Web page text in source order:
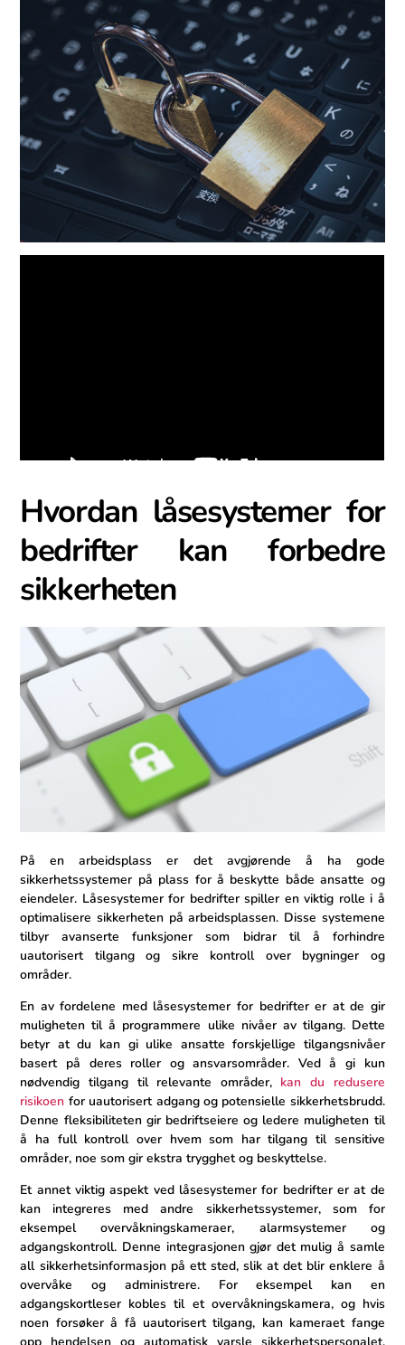
Hvordan låsesystemer for
bedrifter‍ kan forbedre
sikkerheten
På en arbeidsplass er det avgjørende ​å ha gode
sikkerhetssystemer på plass for ​å beskytte både ansatte og
eiendeler.⁤ Låsesystemer for bedrifter spiller en viktig rolle i å
optimalisere sikkerheten på ​arbeidsplassen. Disse systemene
tilbyr avanserte funksjoner som bidrar til å forhindre⁣
uautorisert tilgang og sikre kontroll over bygninger og
områder.
En av fordelene med låsesystemer ⁤for bedrifter er at de gir
muligheten til å programmere ulike nivåer av tilgang. Dette
betyr at du kan gi ulike ansatte forskjellige tilgangsnivåer
basert på ​deres roller‌ og ansvarsområder. Ved å gi kun
nødvendig tilgang til relevante områder, kan du redusere
risikoen for uautorisert adgang og potensielle sikkerhetsbrudd.⁣
Denne fleksibiliteten gir bedriftseiere og ledere muligheten til
å ha full kontroll over hvem som har tilgang‌ til sensitive
områder, noe som gir ‍ekstra‍ trygghet og beskyttelse.
Et annet viktig aspekt ved låsesystemer for​ bedrifter er at de
kan integreres med andre sikkerhetssystemer, som for
eksempel overvåkningskameraer, alarmsystemer og
adgangskontroll. Denne integrasjonen gjør ‍det mulig å samle
all‍ sikkerhetsinformasjon på ett sted, slik at det blir enklere å
overvåke og administrere. For eksempel kan en
adgangskortleser kobles til et overvåkningskamera, og hvis
noen forsøker å ​få ‌uautorisert tilgang, kan kameraet fange